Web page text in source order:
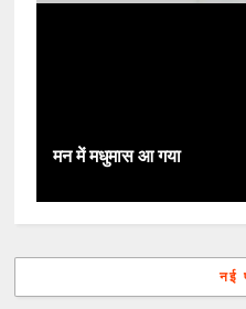
मन में मधुमास आ गया
नई